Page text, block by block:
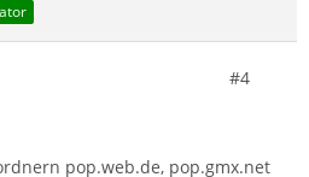
#4
pop.web.de, pop.gmx.net